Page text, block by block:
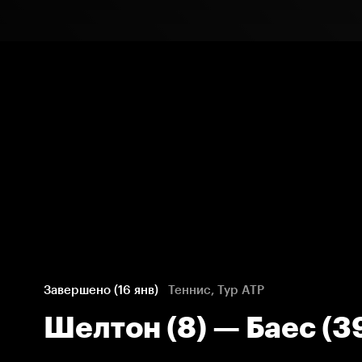
Завершено (16 янв) Теннис, Тур ATP
Шелтон (8) — Баес